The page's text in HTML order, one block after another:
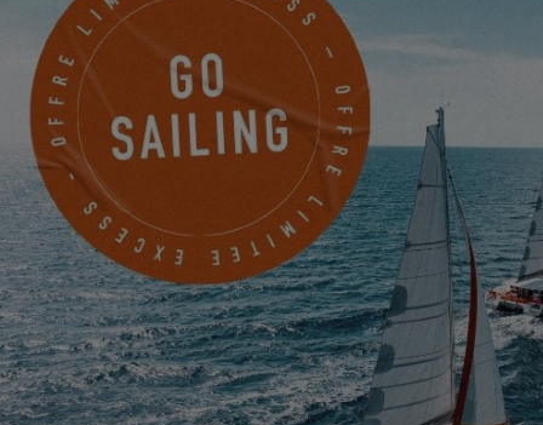
SOIRÉE EXCESS LAB AU SALON DE DÜSSELDORF !
23.12.2022